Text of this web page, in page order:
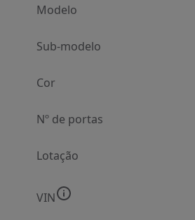
Modelo
Sub-modelo
Cor
Nº de portas
Lotação
VIN